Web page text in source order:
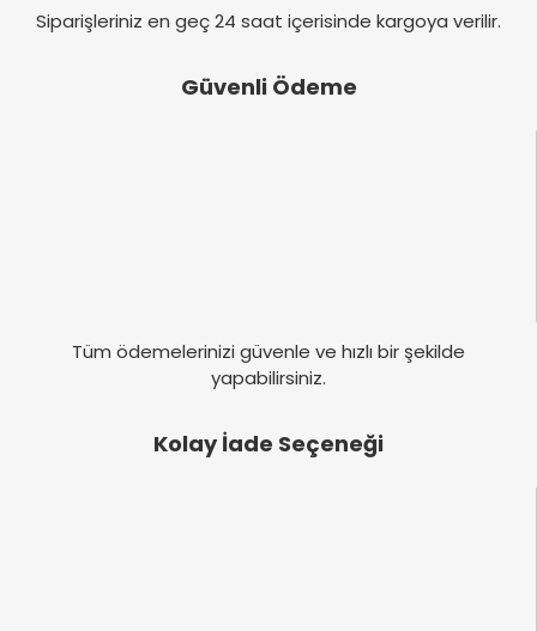
Siparişleriniz en geç 24 saat içerisinde kargoya verilir.
Güvenli Ödeme
Tüm ödemelerinizi güvenle ve hızlı bir şekilde
yapabilirsiniz.
Kolay İade Seçeneği